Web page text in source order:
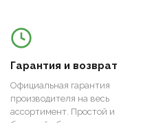
Гарантия и возврат
Официальная гарантия
производителя на весь
ассортимент. Простой и